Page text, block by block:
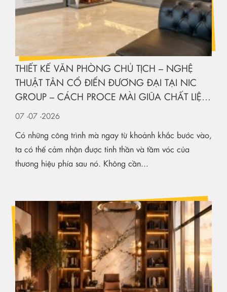
THIẾT KẾ VĂN PHÒNG CHỦ TỊCH – NGHỆ
THUẬT TÂN CỔ ĐIỂN ĐƯƠNG ĐẠI TẠI NIC
GROUP – CÁCH PROCE MÀI GIŨA CHẤT LIỆU
KIẾN TẠO KHÔNG GIAN HẠNG SANG
07 -07 -2026
Có những công trình mà ngay từ khoảnh khắc bước vào,
ta có thể cảm nhận được tinh thần và tầm vóc của
thương hiệu phía sau nó. Không cần...